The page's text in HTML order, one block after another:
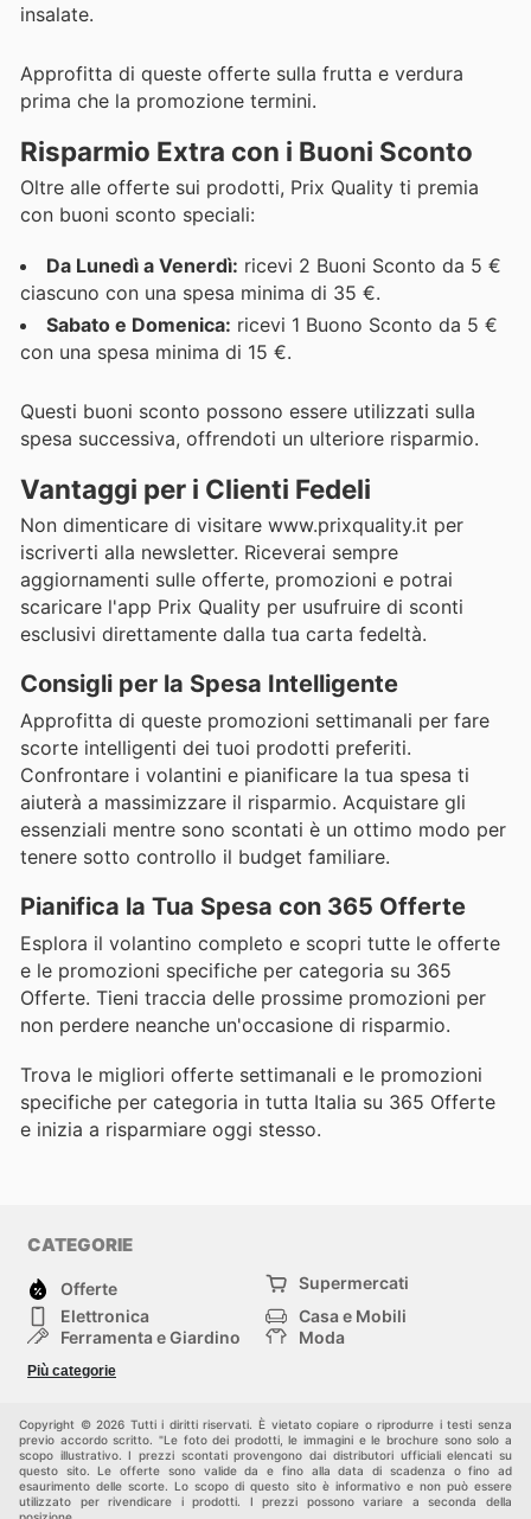
insalate.
Approfitta di queste offerte sulla frutta e verdura
prima che la promozione termini.
Risparmio Extra con i Buoni Sconto
Oltre alle offerte sui prodotti, Prix Quality ti premia
con buoni sconto speciali:
Da Lunedì a Venerdì: ricevi 2 Buoni Sconto da 5 €
ciascuno con una spesa minima di 35 €.
Sabato e Domenica: ricevi 1 Buono Sconto da 5 €
con una spesa minima di 15 €.
Questi buoni sconto possono essere utilizzati sulla
spesa successiva, offrendoti un ulteriore risparmio.
Vantaggi per i Clienti Fedeli
Non dimenticare di visitare www.prixquality.it per
iscriverti alla newsletter. Riceverai sempre
aggiornamenti sulle offerte, promozioni e potrai
scaricare l'app Prix Quality per usufruire di sconti
esclusivi direttamente dalla tua carta fedeltà.
Consigli per la Spesa Intelligente
Approfitta di queste promozioni settimanali per fare
scorte intelligenti dei tuoi prodotti preferiti.
Confrontare i volantini e pianificare la tua spesa ti
aiuterà a massimizzare il risparmio. Acquistare gli
essenziali mentre sono scontati è un ottimo modo per
tenere sotto controllo il budget familiare.
Pianifica la Tua Spesa con 365 Offerte
Esplora il volantino completo e scopri tutte le offerte
e le promozioni specifiche per categoria su 365
Offerte. Tieni traccia delle prossime promozioni per
non perdere neanche un'occasione di risparmio.
Trova le migliori offerte settimanali e le promozioni
specifiche per categoria in tutta Italia su 365 Offerte
e inizia a risparmiare oggi stesso.
CATEGORIE
Offerte
Supermercati
Elettronica
Casa e Mobili
Ferramenta e Giardino
Moda
Bambini e Neonati
Più categorie
Copyright © 2026 Tutti i diritti riservati. È vietato copiare o riprodurre i testi senza
previo accordo scritto. "Le foto dei prodotti, le immagini e le brochure sono solo a
scopo illustrativo. I prezzi scontati provengono dai distributori ufficiali elencati su
questo sito. Le offerte sono valide da e fino alla data di scadenza o fino ad
esaurimento delle scorte. Lo scopo di questo sito è informativo e non può essere
utilizzato per rivendicare i prodotti. I prezzi possono variare a seconda della